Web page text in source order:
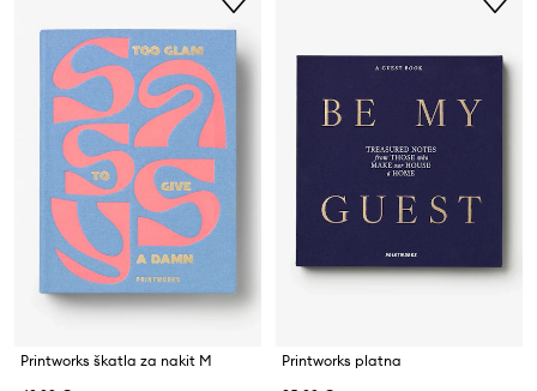
Printworks škatla za nakit M
Printworks platna